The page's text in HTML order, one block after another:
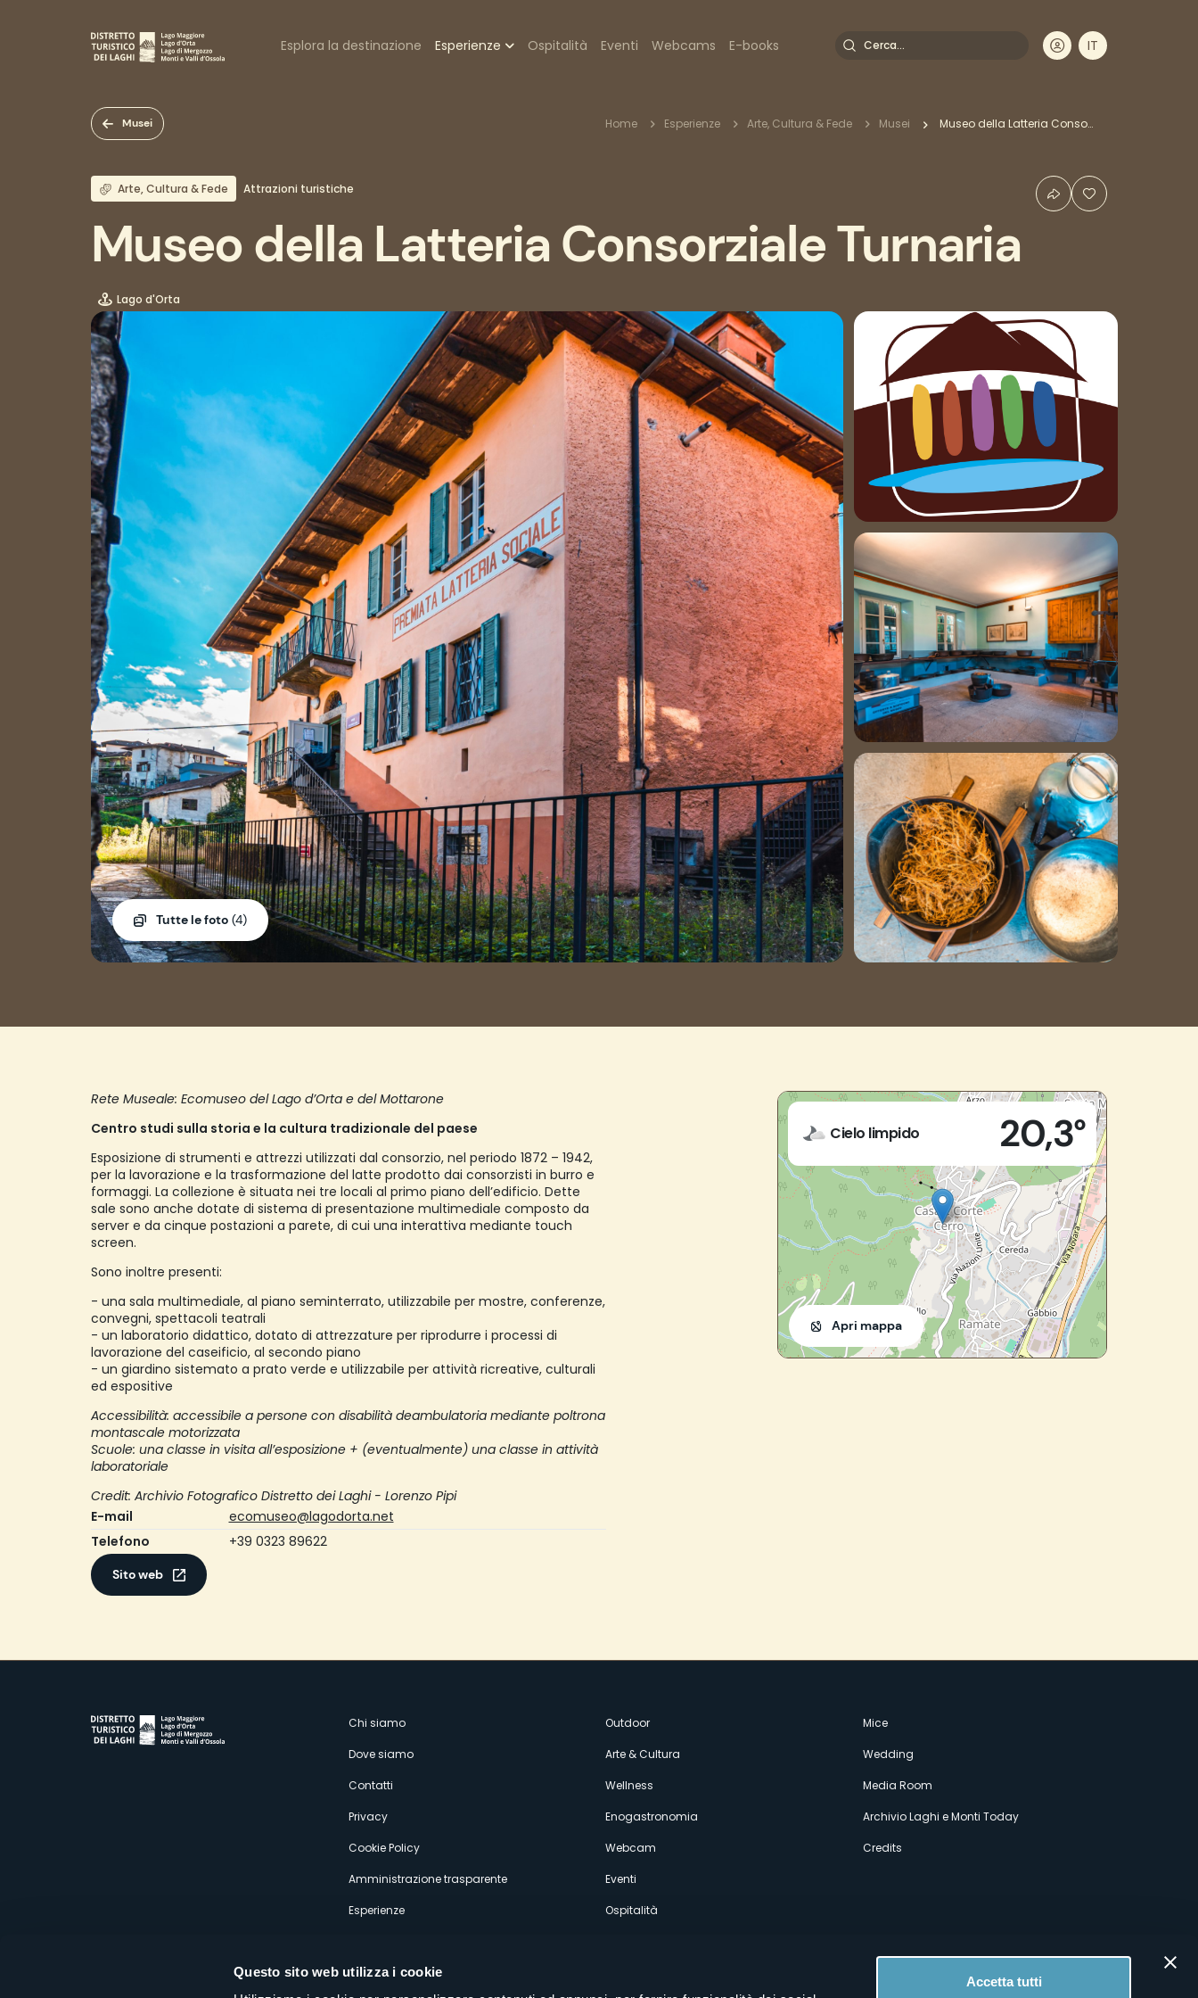
Questo sito web utilizza i cookie
Accetta tutti
Navigazione
Esplora la destinazione Esperienze Ospitalità Eventi Webcams E-books Cerca
IT
EN
FR
DE
Musei
Briciole
pane
Home Esperienze Arte, Cultura & Fede Musei Museo della Latteria Consorziale Turnaria
Arte, Cultura & Fede Attrazioni turistiche
Museo della Latteria Consorziale Turnaria
Lago d'Orta
Tutte le foto (4)
Rete Museale: Ecomuseo del Lago d’Orta e del Mottarone
Centro studi sulla storia e la cultura tradizionale del paese
Esposizione di strumenti e attrezzi utilizzati dal consorzio, nel periodo 1872 – 1942,
per la lavorazione e la trasformazione del latte prodotto dai consorzisti in burro e
formaggi. La collezione è situata nei tre locali al primo piano dell’edificio. Dette
sale sono anche dotate di sistema di presentazione multimediale composto da
server e da cinque postazioni a parete, di cui una interattiva mediante touch
screen.
Sono inoltre presenti:
- una sala multimediale, al piano seminterrato, utilizzabile per mostre, conferenze,
convegni, spettacoli teatrali
- un laboratorio didattico, dotato di attrezzature per riprodurre i processi di
lavorazione del caseificio, al secondo piano
- un giardino sistemato a prato verde e utilizzabile per attività ricreative, culturali
ed espositive
Accessibilità: accessibile a persone con disabilità deambulatoria mediante poltrona
montascale motorizzata
Scuole: una classe in visita all’esposizione + (eventualmente) una classe in attività
laboratoriale
Credit: Archivio Fotografico Distretto dei Laghi - Lorenzo Pipi
E-mail
ecomuseo@lagodorta.net
Telefono
+39 0323 89622
Sito web
Cielo limpido 20,3°
via Superiore, 46
28881 - Casale Corte Cerro (VB)
Apri mappa
Menù
secondario
Chi siamo
Dove siamo
Contatti
Privacy
Cookie Policy
Amministrazione trasparente
Esperienze
Outdoor
Arte & Cultura
Wellness
Enogastronomia
Webcam
Eventi
Ospitalità
Mice
Wedding
Media Room
Archivio Laghi e Monti Today
Credits